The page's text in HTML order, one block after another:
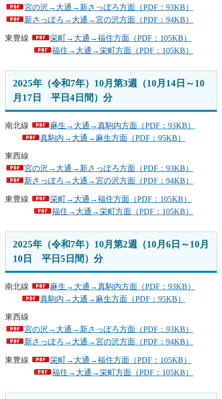
宮の沢→大通→新さっぽろ方面（PDF：93KB）
新さっぽろ→大通→宮の沢方面（PDF：94KB）
東豊線
栄町→大通→福住方面（PDF：105KB）
福住→大通→栄町方面（PDF：105KB）
2025年（令和7年）10月第3週（10月14日～10
月17日 平日4日間）分
南北線
麻生→大通→真駒内方面（PDF：93KB）
真駒内→大通→麻生方面（PDF：95KB）
東西線
宮の沢→大通→新さっぽろ方面（PDF：93KB）
新さっぽろ→大通→宮の沢方面（PDF：94KB）
東豊線
栄町→大通→福住方面（PDF：105KB）
福住→大通→栄町方面（PDF：105KB）
2025年（令和7年）10月第2週（10月6日～10月
10日 平日5日間）分
南北線
麻生→大通→真駒内方面（PDF：93KB）
真駒内→大通→麻生方面（PDF：95KB）
東西線
宮の沢→大通→新さっぽろ方面（PDF：93KB）
新さっぽろ→大通→宮の沢方面（PDF：94KB）
東豊線
栄町→大通→福住方面（PDF：105KB）
福住→大通→栄町方面（PDF：105KB）